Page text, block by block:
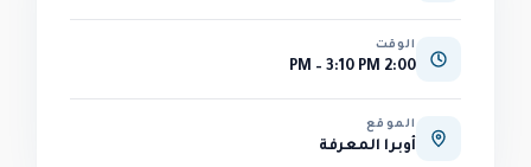
الوقت
2:00 PM – 3:10 PM
الموقع
أوبرا المعرفة